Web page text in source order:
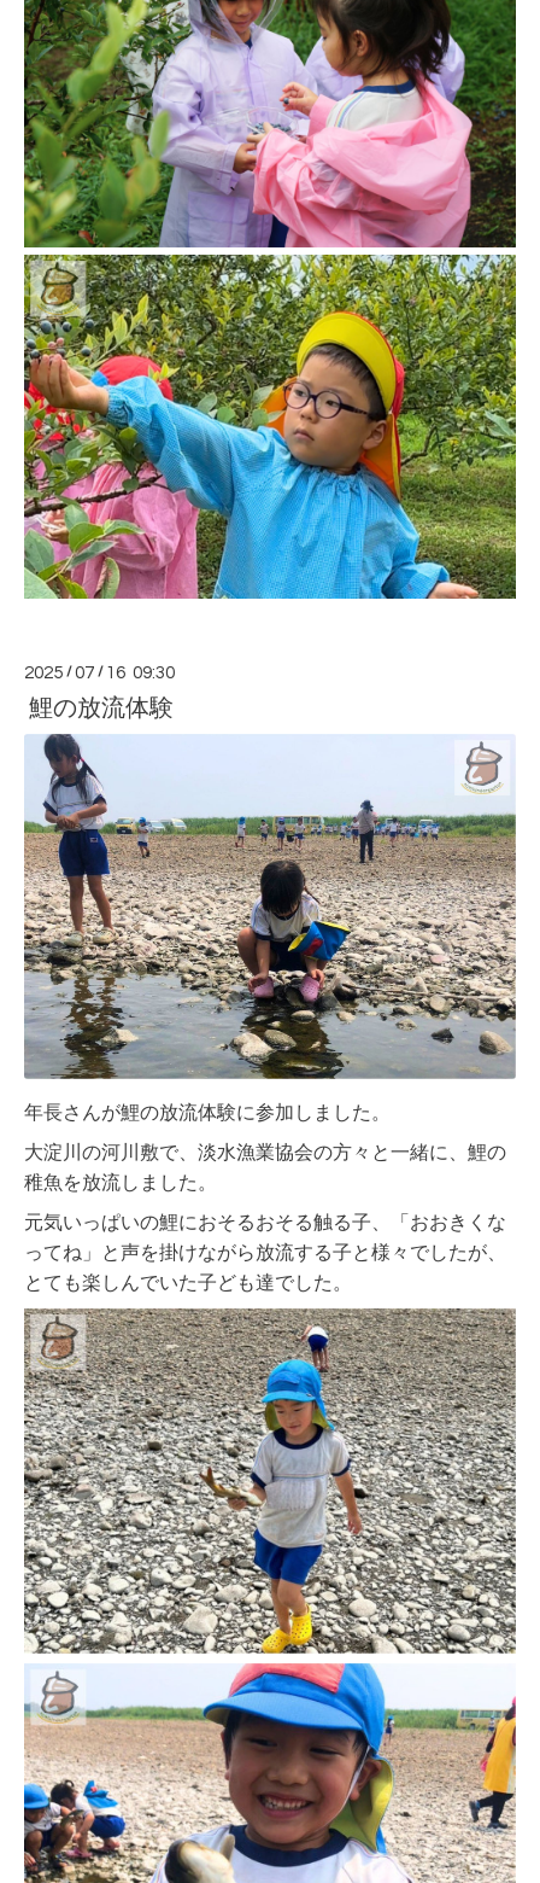
2025 /07 / 16 09:30
鯉の放流体験
年長さんが鯉の放流体験に参加しました。
大淀川の河川敷で、淡水漁業協会の方々と一緒に、鯉の
稚魚を放流しました。
元気いっぱいの鯉におそるおそる触る子、「おおきくな
ってね」と声を掛けながら放流する子と様々でしたが、
とても楽しんでいた子ども達でした。